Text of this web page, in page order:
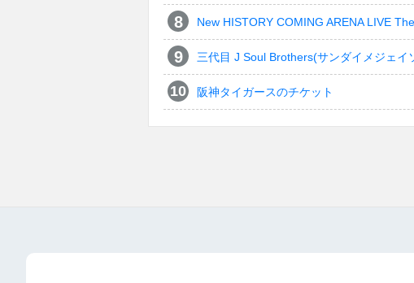
New HISTORY COMING ARENA LIVE
三代目 J Soul Brothers(サンダイメジェイ
阪神タイガースのチケット